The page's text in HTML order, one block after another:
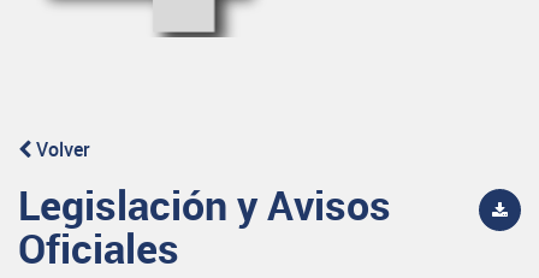
Volver
Legislación y Avisos
Oficiales